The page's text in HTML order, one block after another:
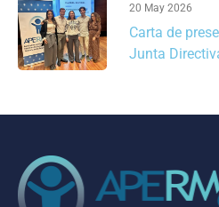
20 May 2026
Carta de
Junta